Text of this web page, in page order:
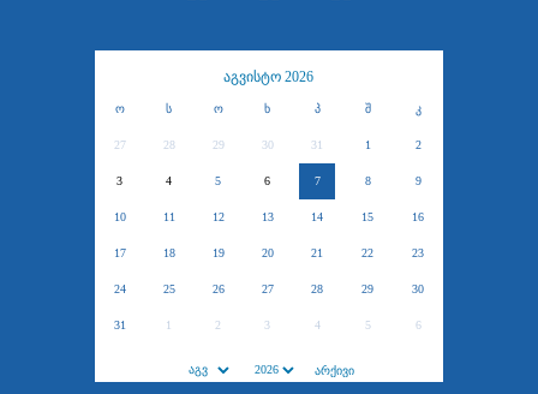
აგვისტო 2026
ო ს ო ხ პ შ კ
27 28 29 30 31 1 2
3 4 5 6 7 8 9
10 11 12 13 14 15 16
17 18 19 20 21 22 23
24 25 26 27 28 29 30
31 1 2 3 4 5 6